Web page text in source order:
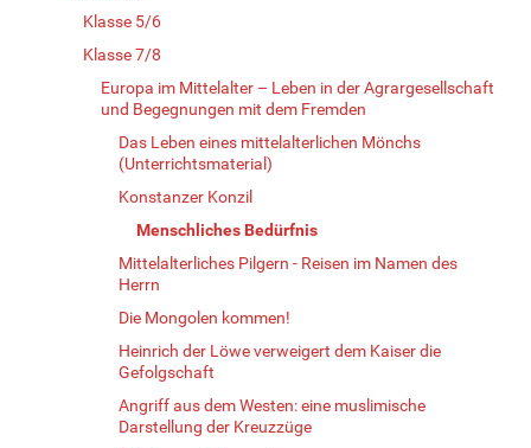
Klasse 5/6
Klasse 7/8
Europa im Mittelalter – Leben in der Agrargesellschaft
und Begegnungen mit dem Fremden
Das Leben eines mittelalterlichen Mönchs
(Unterrichtsmaterial)
Konstanzer Konzil
Menschliches Bedürfnis
Mittelalterliches Pilgern - Reisen im Namen des
Herrn
Die Mongolen kommen!
Heinrich der Löwe verweigert dem Kaiser die
Gefolgschaft
Angriff aus dem Westen: eine muslimische
Darstellung der Kreuzzüge